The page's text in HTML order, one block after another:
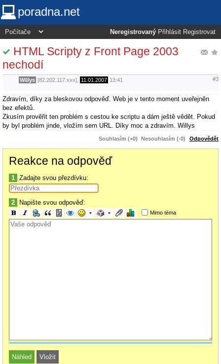
poradna.net
Neregistrovaný Přihlásit Registrovat
HTML Scripty z Front Page 2003
nechodí
Willys [82.202.117.xxx], 11.01.2007 13:41 #3
Zdravím, díky za bleskovou odpověď. Web je v tento moment uveřejněn
bez efektů.
Zkusím prověřit ten problém s cestou ke scriptu a dám ještě vědět. Pokud
by byl problém jinde, vložím sem URL. Díky moc a zdravím. Willys
Souhlasím (+0) Nesouhlasím (-0) Odpovědět
Reakce na odpověď
1 Zadajte svou přezdívku:
2 Napište svou odpověď:
Mimo téma